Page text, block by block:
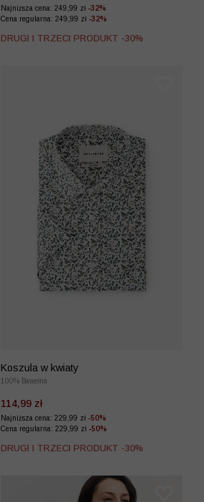
Najniższa cena: 249,99 zł -32%
Cena regularna: 249,99 zł -32%
DRUGI I TRZECI PRODUKT -30%
Koszula w kwiaty
100% Bawełna
114,99 zł
Najniższa cena: 229,99 zł -50%
Cena regularna: 229,99 zł -50%
DRUGI I TRZECI PRODUKT -30%